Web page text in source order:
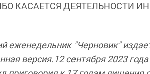
КАСАЕТСЯ ДЕЯТЕЛЬНОСТИ
еженедельник "Черновик"
версия.12 сентября 2023